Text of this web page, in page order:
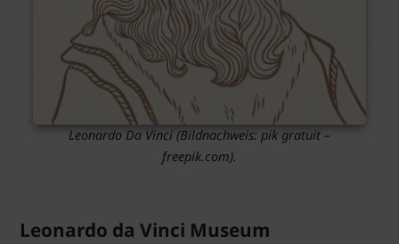
Leonardo Da Vinci (Bildnachweis: pik gratuit –
freepik.com).
Leonardo da Vinci Museum